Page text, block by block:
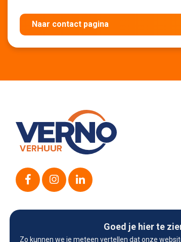
Goed je hier te
Zo kunnen we je meteen vertellen dat onze
Naar contact pagina